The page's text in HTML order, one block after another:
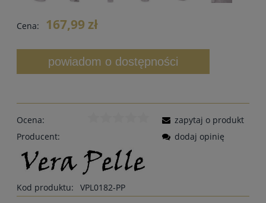
Cena: 167,99 zł
powiadom o dostępności
Ocena:
Producent:
Kod produktu: VPL0182-PP
zapytaj o produkt
dodaj opinię